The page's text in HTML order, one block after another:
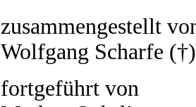
zusammengestellt
Wolfgang Scharfe (†)
fortgeführt von